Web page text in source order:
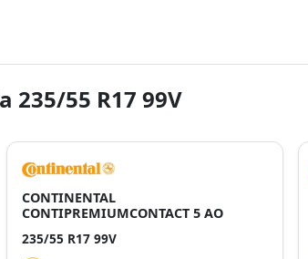
235/55 R17 99V
CONTINENTAL
CONTIPREMIUMCONTACT 5 AO
235/55 R17 99V